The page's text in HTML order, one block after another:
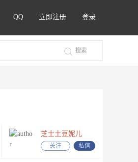
QQ 立即注册 登录
芝士土豆妮儿
关注 私信